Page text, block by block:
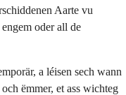
Aarte vu
oder all de
a léisen sech wann
ëmmer, et ass wichteg